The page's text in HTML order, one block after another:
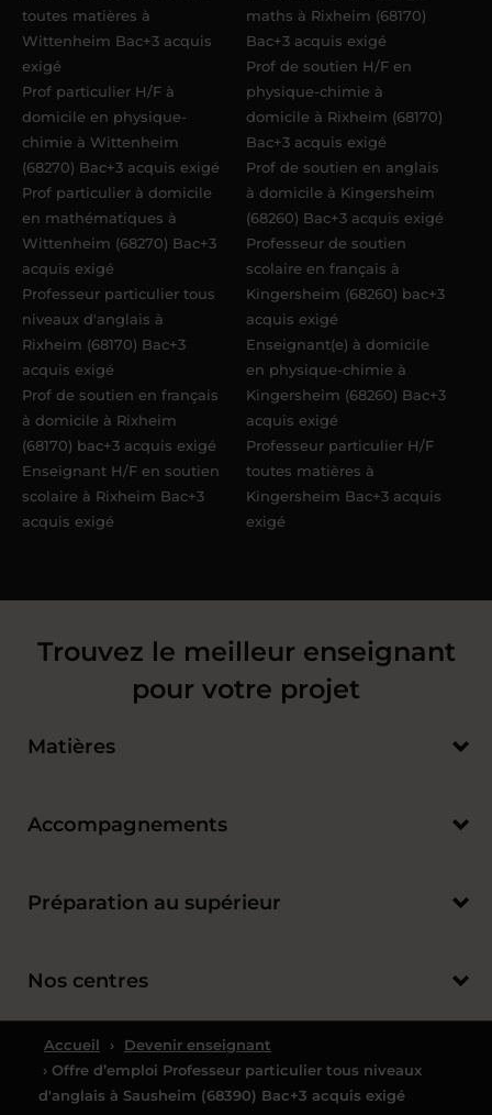
toutes matières à
Wittenheim Bac+3 acquis
exigé
Prof particulier H/F à
domicile en physique-
chimie à Wittenheim
(68270) Bac+3 acquis exigé
Prof particulier à domicile
en mathématiques à
Wittenheim (68270) Bac+3
acquis exigé
Professeur particulier tous
niveaux d'anglais à
Rixheim (68170) Bac+3
acquis exigé
Prof de soutien en français
à domicile à Rixheim
(68170) bac+3 acquis exigé
Enseignant H/F en soutien
scolaire à Rixheim Bac+3
acquis exigé
maths à Rixheim (68170)
Bac+3 acquis exigé
Prof de soutien H/F en
physique-chimie à
domicile à Rixheim (68170)
Bac+3 acquis exigé
Prof de soutien en anglais
à domicile à Kingersheim
(68260) Bac+3 acquis exigé
Professeur de soutien
scolaire en français à
Kingersheim (68260) bac+3
acquis exigé
Enseignant(e) à domicile
en physique-chimie à
Kingersheim (68260) Bac+3
acquis exigé
Professeur particulier H/F
toutes matières à
Kingersheim Bac+3 acquis
exigé
Trouvez le meilleur enseignant
pour votre projet
Matières
Accompagnements
Préparation au supérieur
Nos centres
Accueil ›
Devenir enseignant
› Offre d’emploi Professeur particulier tous niveaux
d'anglais à Sausheim (68390) Bac+3 acquis exigé